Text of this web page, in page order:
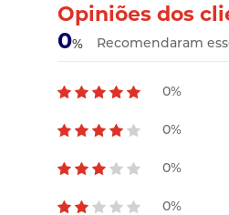
Opiniões dos
0% Recomendaram
0%
0%
0%
0%